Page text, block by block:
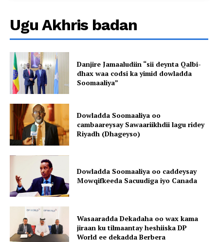
Ugu Akhris badan
Danjire Jamaaludiin “sii deynta Qalbi-
dhax waa codsi ka yimid dowladda
Soomaaliya”
Dowladda Soomaaliya oo
cambaareysay Sawaariikhdii lagu ridey
Riyadh (Dhageyso)
Dowladda Soomaaliya oo caddeysay
Mowqifkeeda Sacuudiga iyo Canada
Wasaaradda Dekadaha oo wax kama
jiraan ku tilmaantay heshiiska DP
World ee dekadda Berbera